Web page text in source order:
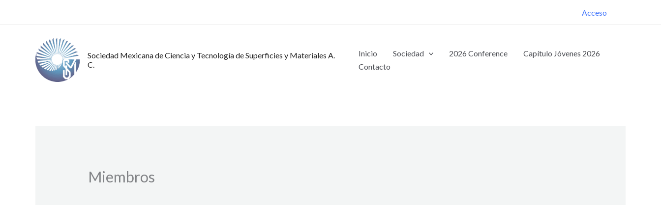
Acceso
Sociedad Mexicana de Ciencia y Tecnología de Superficies y Materiales A.
C.
Inicio Sociedad 2026 Conference
Capítulo Jóvenes 2026
Contacto
Miembros